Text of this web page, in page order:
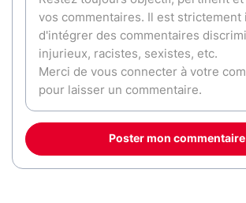
Poster mon commentaire